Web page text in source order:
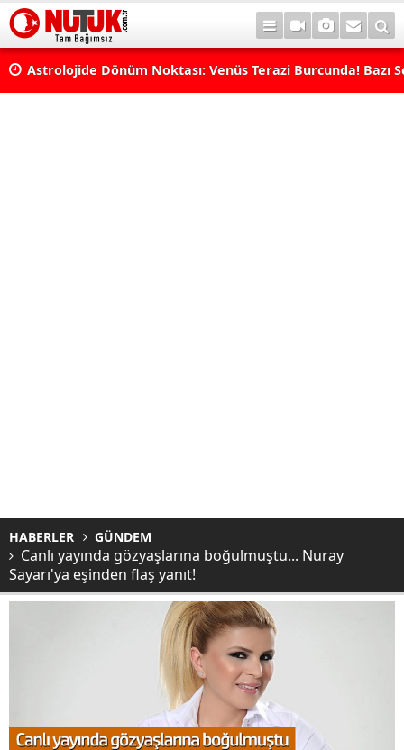
Astrolojide Dönüm Noktası: Venüs Terazi Burcunda! Bazı
HABERLER GÜNDEM
Canlı yayında gözyaşlarına boğulmuştu... Nuray
Sayarı'ya eşinden flaş yanıt!